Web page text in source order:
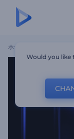
ホーム
Would you like